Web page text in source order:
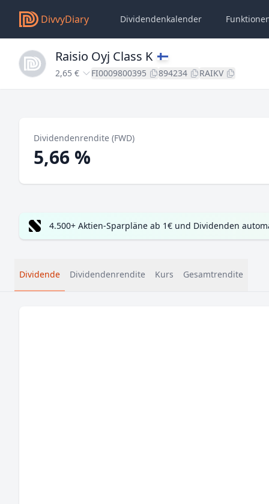
DivvyDiary Dividendenkalender
Raisio Oyj Class K
2,65 € FI0009800395 894234 RAIKV
Dividendenrendite (FWD)
5,66 %
4.500+ Aktien-Sparpläne ab 1€ und Dividenden
Dividende Dividendenrendite Kurs Gesamtrendite